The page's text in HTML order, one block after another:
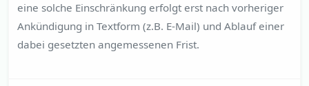
eine solche Einschränkung erfolgt erst nach vorheriger
Ankündigung in Textform (z.B. E-Mail) und Ablauf einer
dabei gesetzten angemessenen Frist.